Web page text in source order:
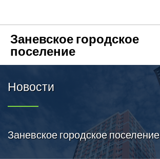
Заневское городское
поселение
Новости
Заневское городское поселение